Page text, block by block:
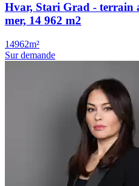
Hvar, Stari Grad - terrain
mer, 14 962 m2
14962m²
Sur demande